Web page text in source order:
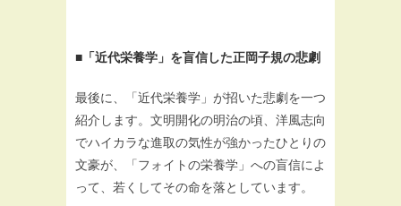
■「近代栄養学」を盲信した正岡子規の悲劇
最後に、「近代栄養学」が招いた悲劇を一つ
紹介します。文明開化の明治の頃、洋風志向
でハイカラな進取の気性が強かったひとりの
文豪が、「フォイトの栄養学」への盲信によ
って、若くしてその命を落としています。